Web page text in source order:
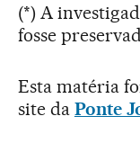
(*) A
fosse
Esta matéria
site da Ponte